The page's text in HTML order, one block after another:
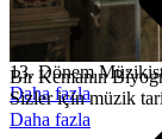
13. Dönem Müzikist
Daha fazla
Bir Kemanın
Sizler için müzik
Daha fazla